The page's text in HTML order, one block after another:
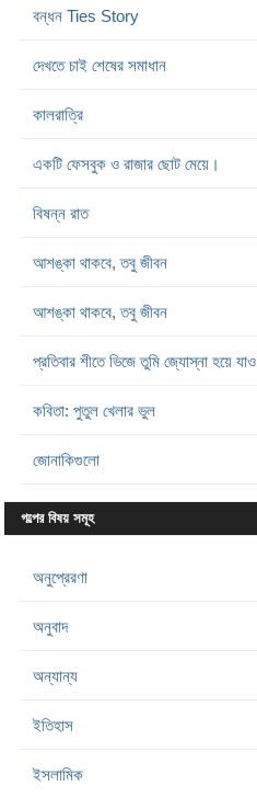
বন্ধন Ties Story
দেখতে চাই শেষের সমাধান
কালরাত্রি
একটি ফেসবুক ও রাজার ছোট মেয়ে।
বিষন্ন রাত
আশঙ্কা থাকবে, তবু জীবন
আশঙ্কা থাকবে, তবু জীবন
প্রতিবার শীতে ভিজে তুমি জ্যোস্না হয়ে যাও
কবিতা: পুতুল খেলার ভুল
জোনাকিগুলো
গল্পের বিষয় সমূহ
অনুপ্রেরণা
অনুবাদ
অন্যান্য
ইতিহাস
ইসলামিক